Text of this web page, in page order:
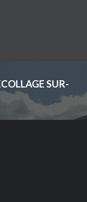
SUR-